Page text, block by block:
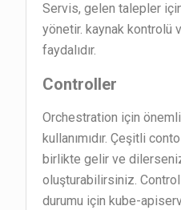
Servis, gelen talepler
yönetir. kaynak kontrolü
faydalıdır.
Controller
Orchestration için
kullanımıdır. Çeşitli
birlikte gelir ve
oluşturabilirsiniz.
durumu için kube-